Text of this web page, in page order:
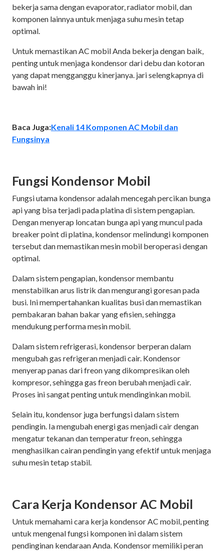
bekerja sama dengan evaporator, radiator mobil, dan
komponen lainnya untuk menjaga suhu mesin tetap
optimal.
Untuk memastikan AC mobil Anda bekerja dengan baik,
penting untuk menjaga kondensor dari debu dan kotoran
yang dapat mengganggu kinerjanya. jari selengkapnya di
bawah ini!
Baca Juga:Kenali 14 Komponen AC Mobil dan
Fungsinya
Fungsi Kondensor Mobil
Fungsi utama kondensor adalah mencegah percikan bunga
api yang bisa terjadi pada platina di sistem pengapian.
Dengan menyerap loncatan bunga api yang muncul pada
breaker point di platina, kondensor melindungi komponen
tersebut dan memastikan mesin mobil beroperasi dengan
optimal.
Dalam sistem pengapian, kondensor membantu
menstabilkan arus listrik dan mengurangi goresan pada
busi. Ini mempertahankan kualitas busi dan memastikan
pembakaran bahan bakar yang efisien, sehingga
mendukung performa mesin mobil.
Dalam sistem refrigerasi, kondensor berperan dalam
mengubah gas refrigeran menjadi cair. Kondensor
menyerap panas dari freon yang dikompresikan oleh
kompresor, sehingga gas freon berubah menjadi cair.
Proses ini sangat penting untuk mendinginkan mobil.
Selain itu, kondensor juga berfungsi dalam sistem
pendingin. Ia mengubah energi gas menjadi cair dengan
mengatur tekanan dan temperatur freon, sehingga
menghasilkan cairan pendingin yang efektif untuk menjaga
suhu mesin tetap stabil.
Cara Kerja Kondensor AC Mobil
Untuk memahami cara kerja kondensor AC mobil, penting
untuk mengenal fungsi komponen ini dalam sistem
pendinginan kendaraan Anda. Kondensor memiliki peran